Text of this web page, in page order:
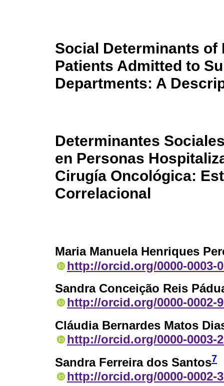
Social Determinants
Patients Admitted to
Departments: A
Determinantes
en Personas
Cirugía Oncológica:
Correlacional
Maria Manuela Henriques
http://orcid.org/0000-0003-
Sandra Conceição Reis
http://orcid.org/0000-0002-
Cláudia Bernardes Matos
http://orcid.org/0000-0003-
Sandra Ferreira dos Santos7
http://orcid.org/0000-0002-